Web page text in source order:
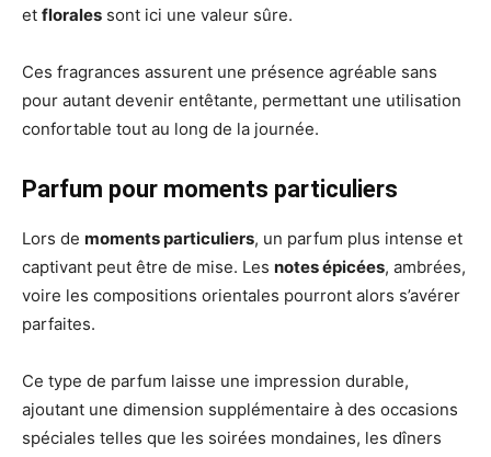
et florales sont ici une valeur sûre.
Ces fragrances assurent une présence agréable sans
pour autant devenir entêtante, permettant une utilisation
confortable tout au long de la journée.
Parfum pour moments particuliers
Lors de moments particuliers, un parfum plus intense et
captivant peut être de mise. Les notes épicées, ambrées,
voire les compositions orientales pourront alors s’avérer
parfaites.
Ce type de parfum laisse une impression durable,
ajoutant une dimension supplémentaire à des occasions
spéciales telles que les soirées mondaines, les dîners